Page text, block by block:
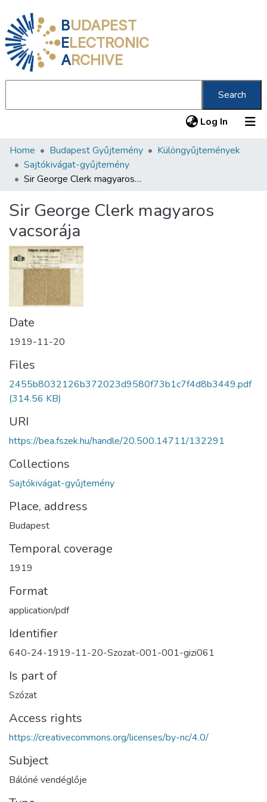
BUDAPEST
ELECTRONIC
ARCHIVE
Search
Log In (current)
Communities & Collections
All of DSpace
Home Budapest Gyűjtemény
Különgyűjtemények
Sajtókivágat-gyűjtemény
Sir George Clerk magyaros vacsorája
Sir George Clerk magyaros
vacsorája
Date
1919-11-20
Files
2455b8032126b372023d9580f73b1c7f4d8b3449.pdf
(314.56 KB)
URI
https://bea.fszek.hu/handle/20.500.14711/132291
Collections
Sajtókivágat-gyűjtemény
Place, address
Budapest
Temporal coverage
1919
Format
application/pdf
Identifier
640-24-1919-11-20-Szozat-001-001-gizi061
Is part of
Szózat
Access rights
https://creativecommons.org/licenses/by-nc/4.0/
Subject
Bálóné vendéglője